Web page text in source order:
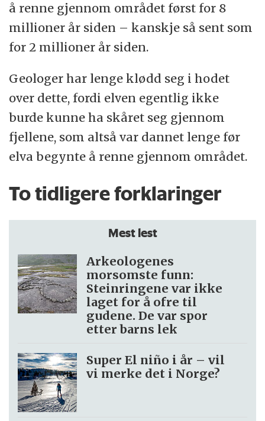
å renne gjennom området først for 8
millioner år siden – kanskje så sent som
for 2 millioner år siden.
Geologer har lenge klødd seg i hodet
over dette, fordi elven egentlig ikke
burde kunne ha skåret seg gjennom
fjellene, som altså var dannet lenge før
elva begynte å renne gjennom området.
To tidligere forklaringer
Mest lest
Arkeologenes
morsomste funn:
Steinringene var ikke
laget for å ofre til
gudene. De var spor
etter barns lek
Super El niño i år – vil
vi merke det i Norge?